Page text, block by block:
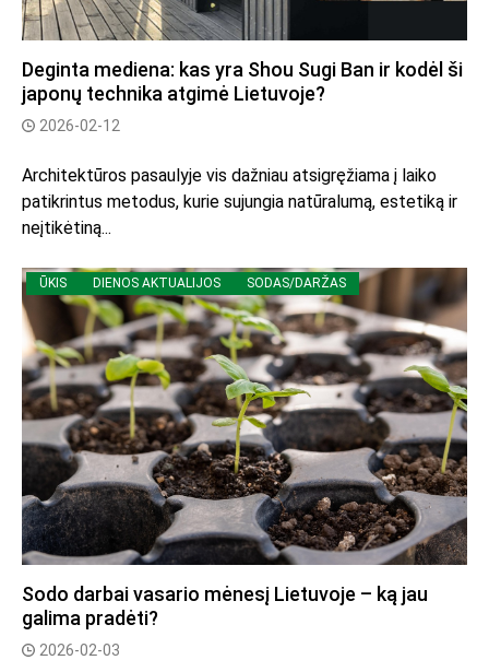
Deginta mediena: kas yra Shou Sugi Ban ir kodėl ši
japonų technika atgimė Lietuvoje?
2026-02-12
Architektūros pasaulyje vis dažniau atsigręžiama į laiko
patikrintus metodus, kurie sujungia natūralumą, estetiką ir
neįtikėtiną...
ŪKIS DIENOS AKTUALIJOS SODAS/DARŽAS
Sodo darbai vasario mėnesį Lietuvoje – ką jau
galima pradėti?
2026-02-03